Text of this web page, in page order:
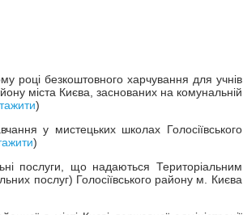
році безкоштовного харчування для учнів
міста Києва, заснованих на комунальній
)
у мистецьких школах Голосіївського
)
послуги, що надаються Територіальним
послуг) Голосіївського району м. Києва